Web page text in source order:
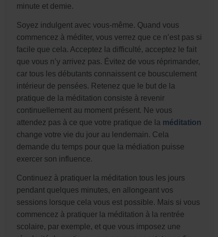
minute et demie.
Soyez indulgent avec vous-même. Quand vous
commencez à méditer, vous verrez que ce n’est pas si
facile que cela. Acceptez la difficulté, acceptez le fait
que vous n’y arrivez pas. Évitez de vous réprimander,
car tous les débutants connaissent ce bousculement
intérieur de pensées. Retenez que le but de la
pratique de la méditation consiste à revenir
continuellement au moment présent. Ne vous
attendez pas à ce que votre pratique de la méditation
change votre vie du jour au lendemain. Cela
demande du temps pour que la médiation puisse
exercer son influence.
Continuez à pratiquer la méditation tous les jours
pendant quelques minutes, en allongeant vos
sessions lorsque cela vous est possible. Mais si vous
commencez à pratiquer la méditation à la rentrée
scolaire, par exemple, et que vous imposez une